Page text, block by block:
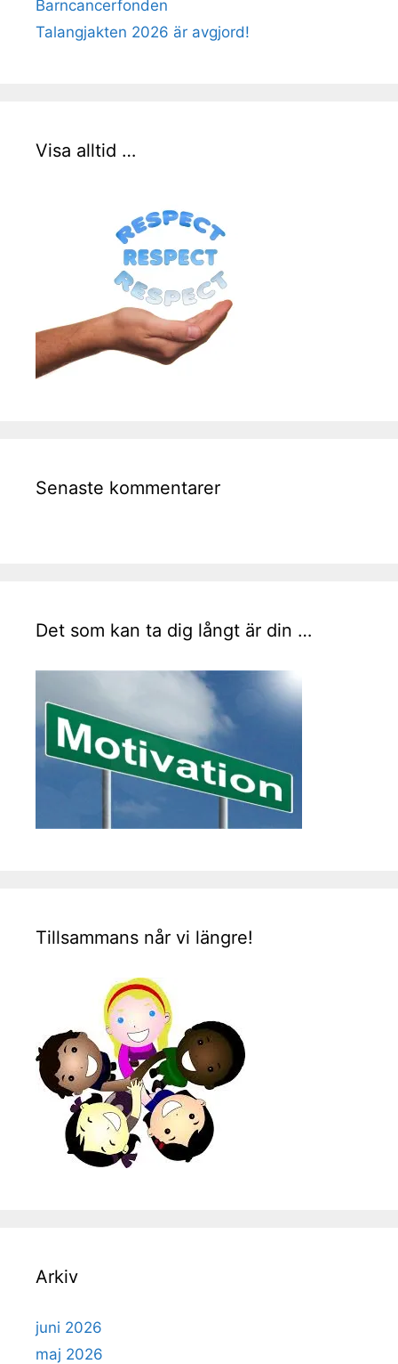
Barncancerfonden
Talangjakten 2026 är avgjord!
Visa alltid …
Senaste kommentarer
Det som kan ta dig långt är din …
Tillsammans når vi längre!
Arkiv
juni 2026
maj 2026